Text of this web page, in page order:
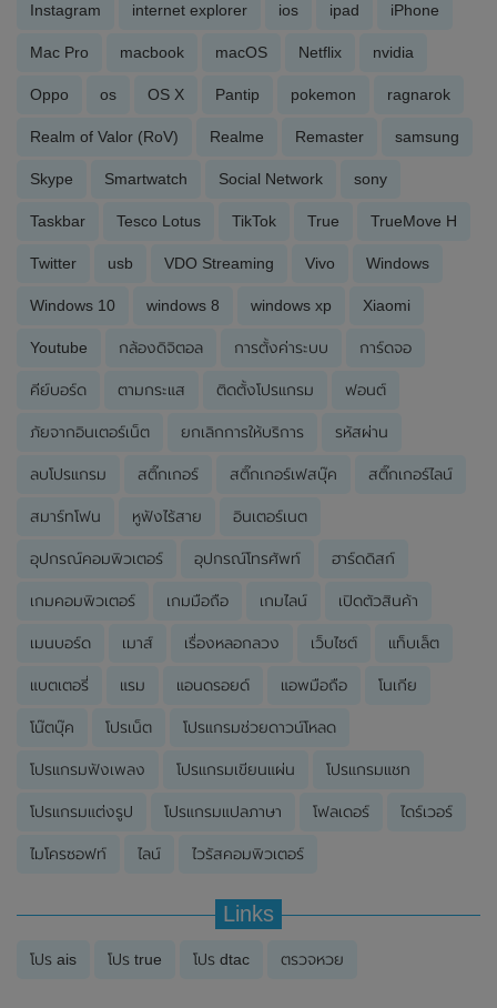
Instagram internet explorer ios ipad iPhone
Mac Pro macbook macOS Netflix nvidia
Oppo os OS X Pantip pokemon ragnarok
Realm of Valor (RoV) Realme Remaster samsung
Skype Smartwatch Social Network sony
Taskbar Tesco Lotus TikTok True TrueMove H
Twitter usb VDO Streaming Vivo Windows
Windows 10 windows 8 windows xp Xiaomi
Youtube กล้องดิจิตอล การตั้งค่าระบบ การ์ดจอ
คีย์บอร์ด ตามกระแส ติดตั้งโปรแกรม ฟอนต์
ภัยจากอินเตอร์เน็ต ยกเลิกการให้บริการ รหัสผ่าน
ลบโปรแกรม สติ๊กเกอร์ สติ๊กเกอร์เฟสบุ๊ค สติ๊กเกอร์ไลน์
สมาร์ทโฟน หูฟังไร้สาย อินเตอร์เนต
อุปกรณ์คอมพิวเตอร์ อุปกรณ์โทรศัพท์ ฮาร์ดดิสก์
เกมคอมพิวเตอร์ เกมมือถือ เกมไลน์ เปิดตัวสินค้า
เมนบอร์ด เมาส์ เรื่องหลอกลวง เว็บไซต์ แท็บเล็ต
แบตเตอรี่ แรม แอนดรอยด์ แอพมือถือ โนเกีย
โน๊ตบุ๊ค โปรเน็ต โปรแกรมช่วยดาวน์โหลด
โปรแกรมฟังเพลง โปรแกรมเขียนแผ่น โปรแกรมแชท
โปรแกรมแต่งรูป โปรแกรมแปลภาษา โฟลเดอร์ ไดร์เวอร์
ไมโครซอฟท์ ไลน์ ไวรัสคอมพิวเตอร์
Links
โปร ais โปร true โปร dtac ตรวจหวย